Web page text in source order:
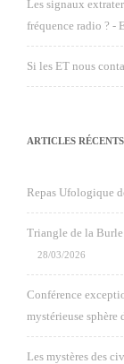
Les signaux
fréquence radio ? -
Si les ET nous
ARTICLES RÉCENTS
Repas Ufologique
Triangle de la Burle
28/03/2026
Conférence
mystérieuse sphère
Les mystères des